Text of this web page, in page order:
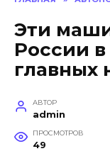
Эти
России в
главных
АВТОР
admin
ПРОСМОТРОВ
49